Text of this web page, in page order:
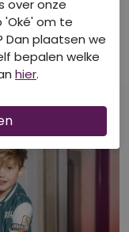
Grayson grape
over onze
'Oké' om te
Dan plaatsen we
bepalen welke
hier.